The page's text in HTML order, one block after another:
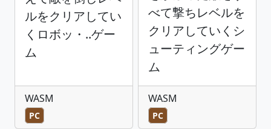
ルをクリアしてい
くロボッ・..ゲー
ム
WASM
PC
べて撃ちレベルを
クリアしていくシ
ューティングゲー
ム
WASM
PC